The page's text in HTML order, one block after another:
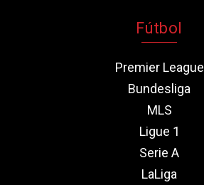
Fútbol
Premier League
Bundesliga
MLS
Ligue 1
Serie A
LaLiga